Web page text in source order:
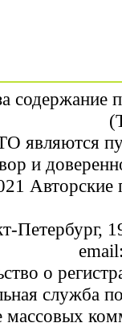
являются
и
Петербург,
о
служба
массовых